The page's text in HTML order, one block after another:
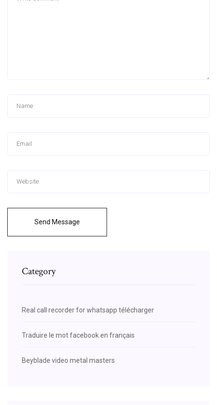
Send Message
Category
Real call recorder for whatsapp télécharger
Traduire le mot facebook en français
Beyblade video metal masters